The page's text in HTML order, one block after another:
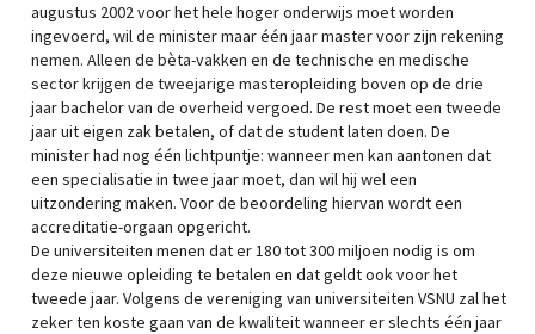
augustus 2002 voor het hele hoger onderwijs moet worden
ingevoerd, wil de minister maar één jaar master voor zijn rekening
nemen. Alleen de bèta-vakken en de technische en medische
sector krijgen de tweejarige masteropleiding boven op de drie
jaar bachelor van de overheid vergoed. De rest moet een tweede
jaar uit eigen zak betalen, of dat de student laten doen. De
minister had nog één lichtpuntje: wanneer men kan aantonen dat
een specialisatie in twee jaar moet, dan wil hij wel een
uitzondering maken. Voor de beoordeling hiervan wordt een
accreditatie-orgaan opgericht.
De universiteiten menen dat er 180 tot 300 miljoen nodig is om
deze nieuwe opleiding te betalen en dat geldt ook voor het
tweede jaar. Volgens de vereniging van universiteiten VSNU zal het
zeker ten koste gaan van de kwaliteit wanneer er slechts één jaar